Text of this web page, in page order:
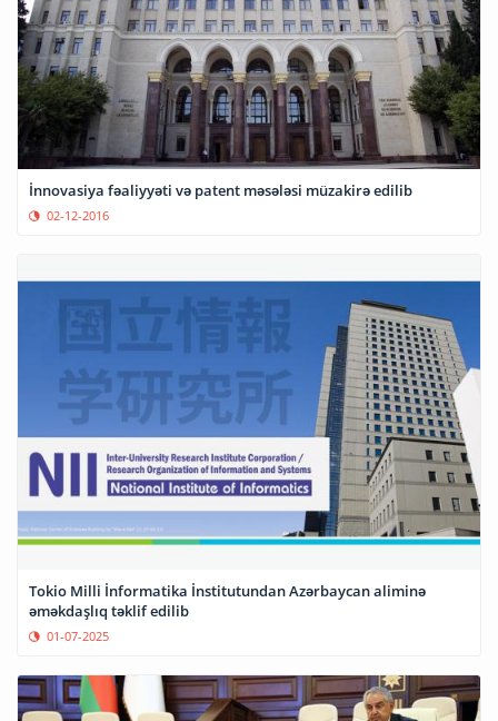
İnnovasiya fəaliyyəti və patent məsələsi müzakirə edilib
02-12-2016
Tokio Milli İnformatika İnstitutundan Azərbaycan aliminə
əməkdaşlıq təklif edilib
01-07-2025